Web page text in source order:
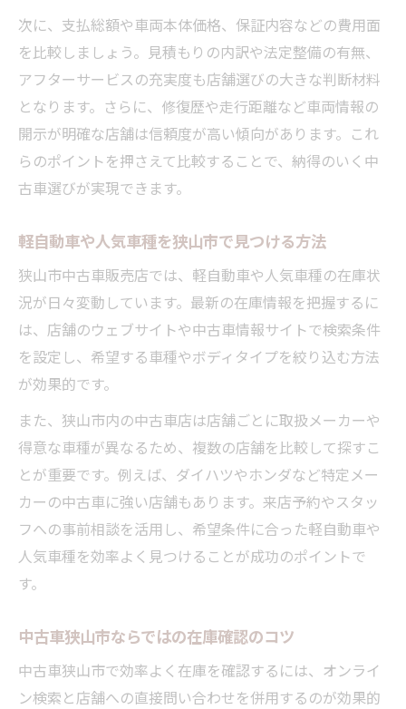
次に、支払総額や車両本体価格、保証内容などの費用面
を比較しましょう。見積もりの内訳や法定整備の有無、
アフターサービスの充実度も店舗選びの大きな判断材料
となります。さらに、修復歴や走行距離など車両情報の
開示が明確な店舗は信頼度が高い傾向があります。これ
らのポイントを押さえて比較することで、納得のいく中
古車選びが実現できます。
軽自動車や人気車種を狭山市で見つける方法
狭山市中古車販売店では、軽自動車や人気車種の在庫状
況が日々変動しています。最新の在庫情報を把握するに
は、店舗のウェブサイトや中古車情報サイトで検索条件
を設定し、希望する車種やボディタイプを絞り込む方法
が効果的です。
また、狭山市内の中古車店は店舗ごとに取扱メーカーや
得意な車種が異なるため、複数の店舗を比較して探すこ
とが重要です。例えば、ダイハツやホンダなど特定メー
カーの中古車に強い店舗もあります。来店予約やスタッ
フへの事前相談を活用し、希望条件に合った軽自動車や
人気車種を効率よく見つけることが成功のポイントで
す。
中古車狭山市ならではの在庫確認のコツ
中古車狭山市で効率よく在庫を確認するには、オンライ
ン検索と店舗への直接問い合わせを併用するのが効果的